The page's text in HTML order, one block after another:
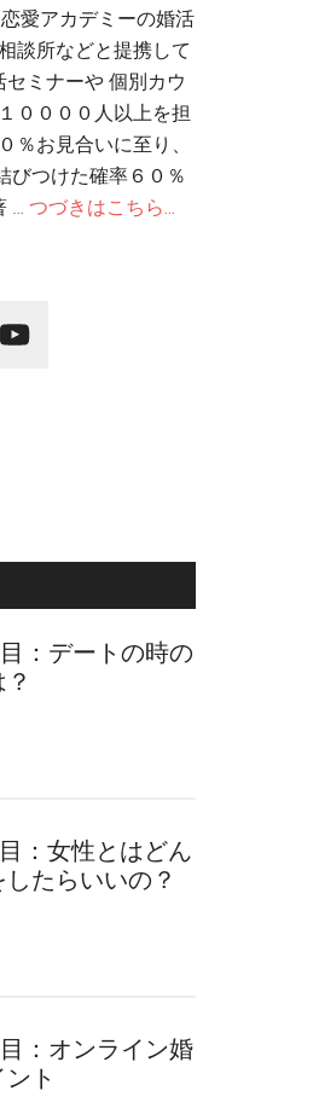
愛アカデミーの婚活
談所などと提携して
ミナーや 個別カウ
００００人以上を担
％お見合いに至り、
びつけた確率６０％
… つづきはこちら...
：デートの時の
：女性とはどん
たらいいの？
：オンライン婚
ト